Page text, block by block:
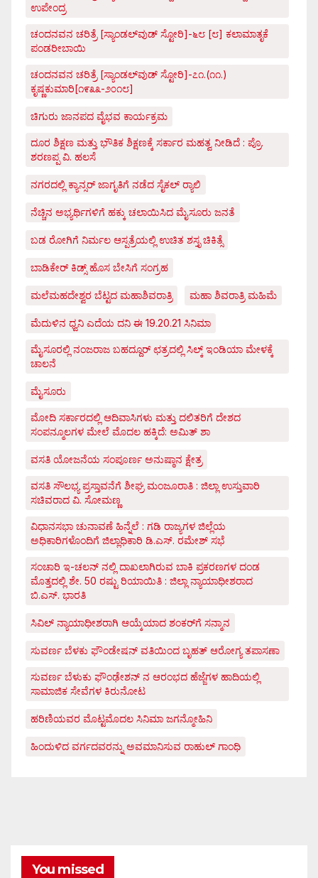
ಉಪೇಂದ್ರ
ಚಂದನವನ ಚರಿತ್ರೆ [ಸ್ಯಾಂಡಲ್‌ವುಡ್ ಸ್ಟೋರಿ]-೬೮ [೮] ಕಲಾಮಾತೃಕೆ
ಪಂಡರೀಬಾಯಿ
ಚಂದನವನ ಚರಿತ್ರೆ [ಸ್ಯಾಂಡಲ್‌ವುಡ್ ಸ್ಟೋರಿ]-೭೧.(೧೧.)
ಕೃಷ್ಣಕುಮಾರಿ[೧೯೩೩-೨೦೧೮]
ಚಿಗುರು ಜಾನಪದ ವೈಭವ ಕಾರ್ಯಕ್ರಮ
ದೂರ ಶಿಕ್ಷಣ ಮತ್ತು ಭೌತಿಕ ಶಿಕ್ಷಣಕ್ಕೆ ಸರ್ಕಾರ ಮಹತ್ವ ನೀಡಿದೆ : ಪ್ರೊ.
ಶರಣಪ್ಪ ವಿ. ಹಲಸೆ
ನಗರದಲ್ಲಿ ಕ್ಯಾನ್ಸರ್ ಜಾಗೃತಿಗೆ ನಡೆದ ಸೈಕಲ್ ರ್‍ಯಾಲಿ
ನೆಚ್ಚಿನ ಅಭ್ಯರ್ಥಿಗಳಿಗೆ ಹಕ್ಕು ಚಲಾಯಿಸಿದ ಮೈಸೂರು ಜನತೆ
ಬಡ ರೋಗಿಗೆ ನಿರ್ಮಲ ಆಸ್ಪತ್ರೆಯಲ್ಲಿ ಉಚಿತ ಶಸ್ತೃ ಚಿಕಿತ್ಸೆ
ಬಾಡಿಕೇರ್ ಕಿಡ್ಸ್ ಹೊಸ ಬೇಸಿಗೆ ಸಂಗ್ರಹ
ಮಲೆಮಹದೇಶ್ವರ ಬೆಟ್ಟದ ಮಹಾಶಿವರಾತ್ರಿ ಮಹಾ ಶಿವರಾತ್ರಿ ಮಹಿಮೆ
ಮೆದುಳಿನ ಧ್ವನಿ ಎದೆಯ ದನಿ ಈ 19.20.21 ಸಿನಿಮಾ
ಮೈಸೂರಲ್ಲಿ ನಂಜರಾಜ ಬಹದ್ದೂರ್ ಛತ್ರದಲ್ಲಿ ಸಿಲ್ಕ್ ಇಂಡಿಯಾ ಮೇಳಕ್ಕೆ
ಚಾಲನೆ
ಮೈಸೂರು
ಮೋದಿ ಸರ್ಕಾರದಲ್ಲಿ ಆದಿವಾಸಿಗಳು ಮತ್ತು ದಲಿತರಿಗೆ ದೇಶದ
ಸಂಪನ್ಮೂಲಗಳ ಮೇಲೆ ಮೊದಲ ಹಕ್ಕಿದೆ: ಅಮಿತ್ ಶಾ
ವಸತಿ ಯೋಜನೆಯ ಸಂಪೂರ್ಣ ಅನುಷ್ಠಾನ ಕ್ಷೇತ್ರ
ವಸತಿ ಸೌಲಭ್ಯ ಪ್ರಸ್ತಾವನೆಗೆ ಶೀಘ್ರ ಮಂಜೂರಾತಿ : ಜಿಲ್ಲಾ ಉಸ್ತುವಾರಿ
ಸಚಿವರಾದ ವಿ. ಸೋಮಣ್ಣ
ವಿಧಾನಸಭಾ ಚುನಾವಣೆ ಹಿನ್ನೆಲೆ : ಗಡಿ ರಾಜ್ಯಗಳ ಜಿಲ್ಲೆಯ
ಅಧಿಕಾರಿಗಳೊಂದಿಗೆ ಜಿಲ್ಲಾಧಿಕಾರಿ ಡಿ.ಎಸ್. ರಮೇಶ್ ಸಭೆ
ಸಂಚಾರಿ ಇ-ಚಲನ್ ನಲ್ಲಿ ದಾಖಲಾಗಿರುವ ಬಾಕಿ ಪ್ರಕರಣಗಳ ದಂಡ
ಮೊತ್ತದಲ್ಲಿ ಶೇ. 50 ರಷ್ಟು ರಿಯಾಯಿತಿ : ಜಿಲ್ಲಾ ನ್ಯಾಯಾಧೀಶರಾದ
ಬಿ.ಎಸ್. ಭಾರತಿ
ಸಿವಿಲ್ ನ್ಯಾಯಾಧೀಶರಾಗಿ ಆಯ್ಕೆಯಾದ ಶಂಕರ್‌ಗೆ ಸನ್ಮಾನ
ಸುವರ್ಣ ಬೆಳಕು ಫೌಂಡೇಷನ್ ವತಿಯಿಂದ ಬೃಹತ್ ಆರೋಗ್ಯ ತಪಾಸಣಾ
ಸುವರ್ಣ ಬೆಳುಕು ಫೌಂಢೇಶನ್ ನ ಆರಂಭದ ಹೆಜ್ಜೆಗಳ ಹಾದಿಯಲ್ಲಿ
ಸಾಮಾಜಿಕ ಸೇವೆಗಳ ಕಿರುನೋಟ
ಹರಿಣಿಯವರ ಮೊಟ್ಟಮೊದಲ ಸಿನಿಮಾ ಜಗನ್ಮೋಹಿನಿ
ಹಿಂದುಳಿದ ವರ್ಗದವರನ್ನು ಅವಮಾನಿಸುವ ರಾಹುಲ್ ಗಾಂಧಿ
You missed